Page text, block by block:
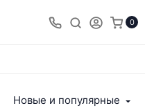
0
Новые и популярные